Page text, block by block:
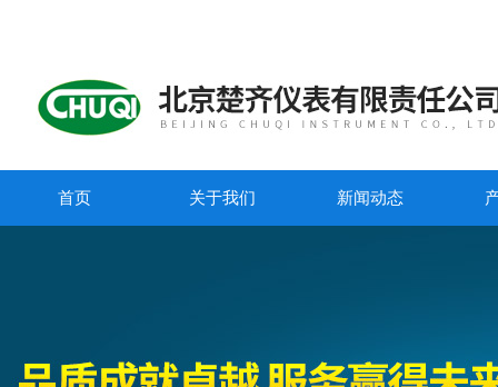
首页 关于我们 新闻动态